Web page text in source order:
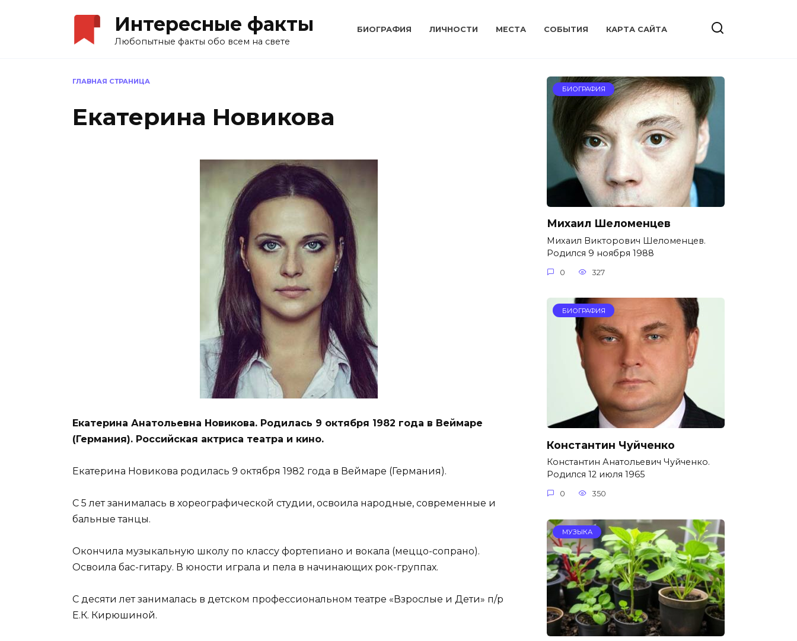
Интересные факты
Любопытные факты обо всем на свете
БИОГРАФИЯ ЛИЧНОСТИ МЕСТА CОБЫТИЯ КАРТА САЙТА
ГЛАВНАЯ СТРАНИЦА
Екатерина Новикова
Екатерина Анатольевна Новикова. Родилась 9 октября 1982 года в Веймаре
(Германия). Российская актриса театра и кино.
Екатерина Новикова родилась 9 октября 1982 года в Веймаре (Германия).
С 5 лет занималась в хореографической студии, освоила народные, современные и
бальные танцы.
Окончила музыкальную школу по классу фортепиано и вокала (меццо-сопрано).
Освоила бас-гитару. В юности играла и пела в начинающих рок-группах.
С десяти лет занималась в детском профессиональном театре «Взрослые и Дети» п/р
Е.К. Кирюшиной.
БИОГРАФИЯ
Михаил Шеломенцев
Михаил Викторович Шеломенцев.
Родился 9 ноября 1988
0 327
БИОГРАФИЯ
Константин Чуйченко
Константин Анатольевич Чуйченко.
Родился 12 июля 1965
0 350
МУЗЫКА